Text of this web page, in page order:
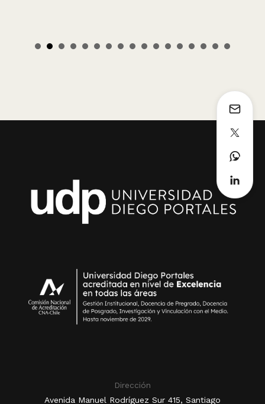
Dirección
Avenida Manuel Rodríguez Sur 415, Santiago